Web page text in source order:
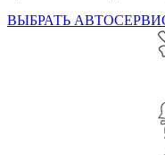
ВЫБРАТЬ